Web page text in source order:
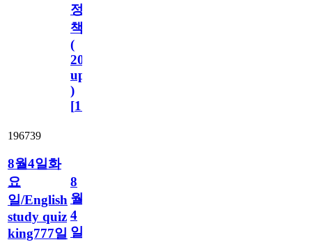
정
책
(
2023.11.1
update
)
[110
196739
8월4일화
요
일/English
study quiz
king777일
8
월
4
일